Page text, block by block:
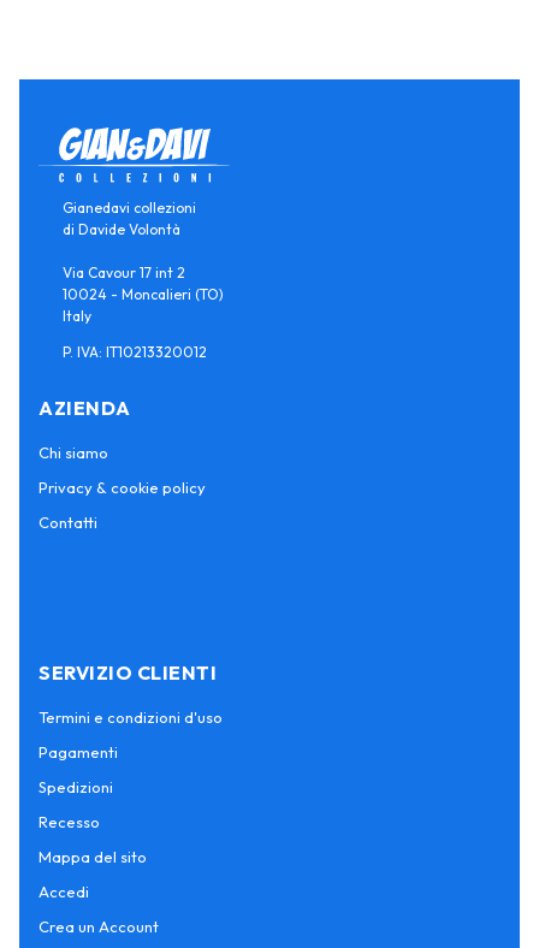
Gianedavi collezioni
di Davide Volontà
Via Cavour 17 int 2
10024 - Moncalieri (TO)
Italy
P. IVA: IT10213320012
AZIENDA
Chi siamo
Privacy & cookie policy
Contatti
SERVIZIO CLIENTI
Termini e condizioni d'uso
Pagamenti
Spedizioni
Recesso
Mappa del sito
Accedi
Crea un Account